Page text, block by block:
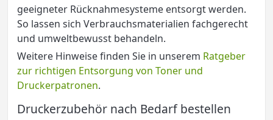
geeigneter Rücknahmesysteme entsorgt werden.
So lassen sich Verbrauchsmaterialien fachgerecht
und umweltbewusst behandeln.
Weitere Hinweise finden Sie in unserem Ratgeber
zur richtigen Entsorgung von Toner und
Druckerpatronen.
Druckerzubehör nach Bedarf bestellen